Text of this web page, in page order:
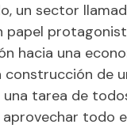
un sector
papel
hacia una
construcción de
una tarea de
todo